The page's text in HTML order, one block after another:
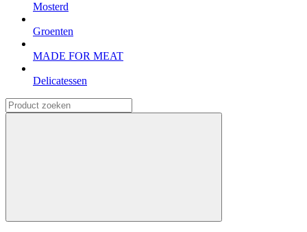
Mosterd
Groenten
MADE FOR MEAT
Delicatessen